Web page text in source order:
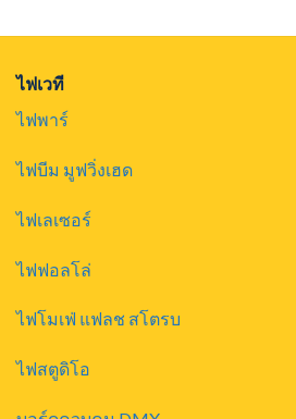
ไฟเวที
ไฟพาร์
ไฟบีม มูฟวิ่งเฮด
ไฟเลเซอร์
ไฟฟอลโล่
ไฟโมเฟ่ แฟลช สโตรบ
ไฟสตูดิโอ